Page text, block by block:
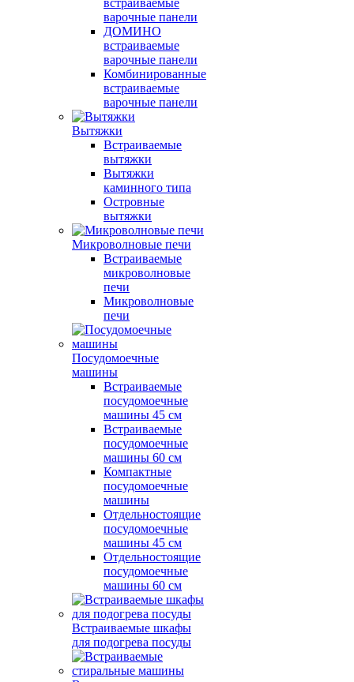
встраиваемые
варочные панели
ДОМИНО
встраиваемые
варочные панели
Комбинированные
встраиваемые
варочные панели
Вытяжки
Встраиваемые
вытяжки
Вытяжки
каминного типа
Островные
вытяжки
Микроволновые печи
Встраиваемые
микроволновые
печи
Микроволновые
печи
Посудомоечные
машины
Встраиваемые
посудомоечные
машины 45 см
Встраиваемые
посудомоечные
машины 60 см
Компактные
посудомоечные
машины
Отдельностоящие
посудомоечные
машины 45 см
Отдельностоящие
посудомоечные
машины 60 см
Встраиваемые шкафы
для подогрева посуды